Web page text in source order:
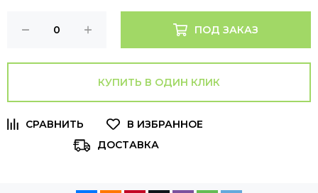
ПОД ЗАКАЗ
КУПИТЬ В ОДИН КЛИК
ДОСТАВКА